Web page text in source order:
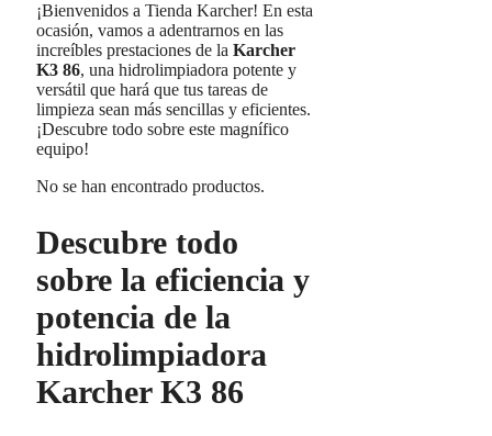
¡Bienvenidos a Tienda Karcher! En esta
ocasión, vamos a adentrarnos en las
increíbles prestaciones de la Karcher
K3 86, una hidrolimpiadora potente y
versátil que hará que tus tareas de
limpieza sean más sencillas y eficientes.
¡Descubre todo sobre este magnífico
equipo!
No se han encontrado productos.
Descubre todo
sobre la eficiencia y
potencia de la
hidrolimpiadora
Karcher K3 86